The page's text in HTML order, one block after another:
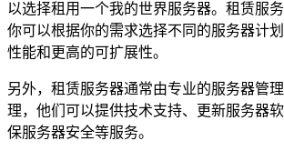
以选择租用一个我的世界服务器。租赁服务
你可以根据你的需求选择不同的服务器计
性能和更高的可扩展性。
另外，租赁服务器通常由专业的服务器管
理，他们可以提供技术支持、更新服务器
保服务器安全等服务。